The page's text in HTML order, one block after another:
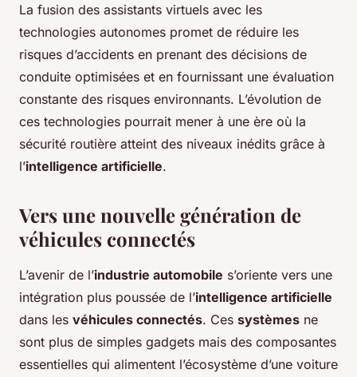
La fusion des assistants virtuels avec les
technologies autonomes promet de réduire les
risques d’accidents en prenant des décisions de
conduite optimisées et en fournissant une évaluation
constante des risques environnants. L’évolution de
ces technologies pourrait mener à une ère où la
sécurité routière atteint des niveaux inédits grâce à
l’intelligence artificielle.
Vers une nouvelle génération de
véhicules connectés
L’avenir de l’industrie automobile s’oriente vers une
intégration plus poussée de l’intelligence artificielle
dans les véhicules connectés. Ces systèmes ne
sont plus de simples gadgets mais des composantes
essentielles qui alimentent l’écosystème d’une voiture